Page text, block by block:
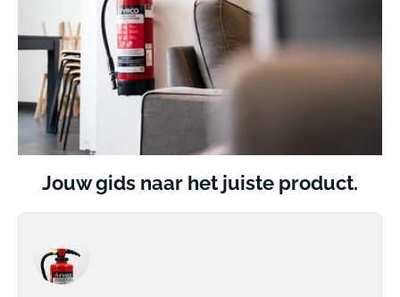
Jouw gids naar het juiste product.